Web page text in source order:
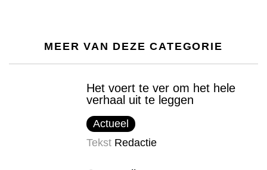
MEER VAN DEZE CATEGORIE
Het voert te ver om het hele
verhaal uit te leggen
Actueel
Tekst Redactie